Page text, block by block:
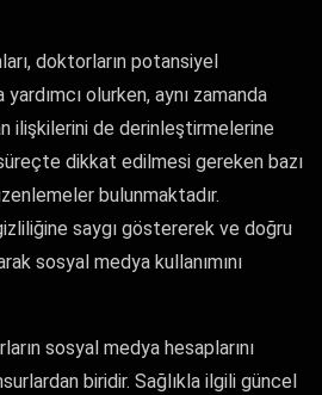
doktorların potansiyel
yardımcı olurken, aynı zamanda
ilişkilerini de derinleştirmelerine
dikkat edilmesi gereken bazı
bulunmaktadır.
saygı göstererek ve doğru
sosyal medya kullanımını
sosyal medya hesaplarını
biridir. Sağlıkla ilgili güncel